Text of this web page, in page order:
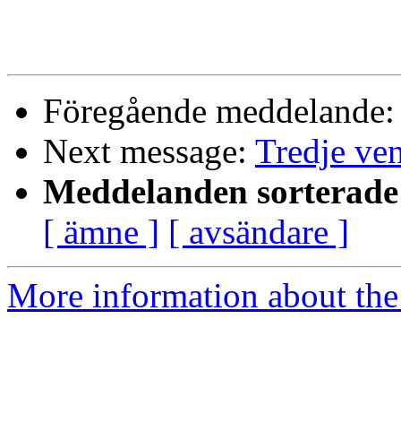
Föregående
Next message: Tredje
Meddelanden
[ ämne ] [ avsändare ]
More information about